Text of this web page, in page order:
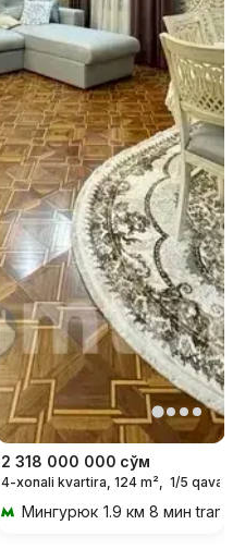
2 318 000 000 сўм
4-xonali kvartira, 124 m², 1/5 qavat
Мингурюк 1.9 км 8 мин